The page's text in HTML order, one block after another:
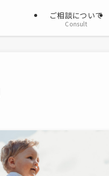
ご相談について
Consult